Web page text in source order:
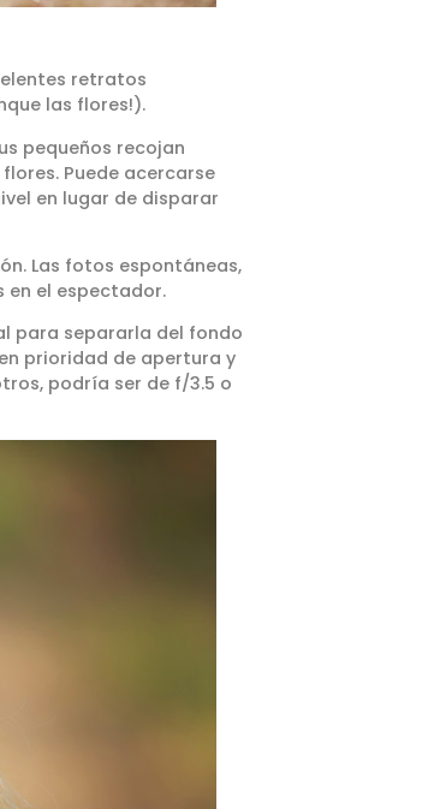
retratos
las flores!).
pequeños recojan
Puede acercarse
en lugar de disparar
Las fotos espontáneas,
en el espectador.
para separarla del fondo
prioridad de apertura y
podría ser de f/3.5 o